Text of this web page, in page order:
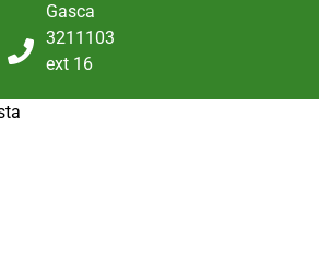
Gasca
3211103
ext 16